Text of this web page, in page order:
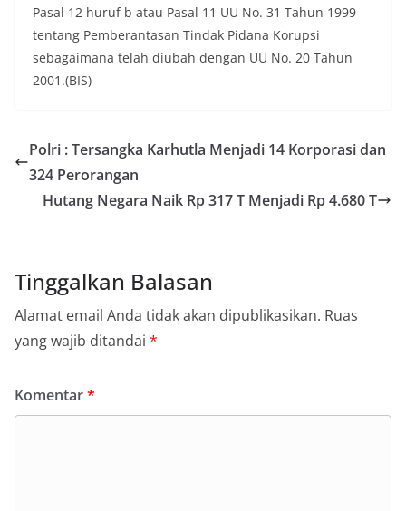
Pasal 12 huruf b atau Pasal 11 UU No. 31 Tahun 1999
tentang Pemberantasan Tindak Pidana Korupsi
sebagaimana telah diubah dengan UU No. 20 Tahun
2001.(BIS)
Polri : Tersangka Karhutla Menjadi 14 Korporasi dan
324 Perorangan
Hutang Negara Naik Rp 317 T Menjadi Rp 4.680 T
Tinggalkan Balasan
Alamat email Anda tidak akan dipublikasikan. Ruas
yang wajib ditandai *
Komentar*